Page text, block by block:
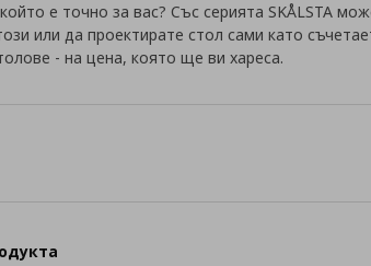
е точно за вас? Със серията SKÅLSTA
или да проектирате стол сами като
- на цена, която ще ви хареса.